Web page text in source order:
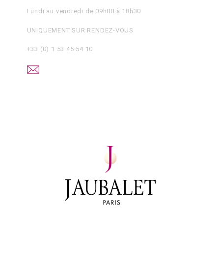
Lundi au vendredi de 09h00 à 18h30
UNIQUEMENT SUR RENDEZ-VOUS
+33 (0) 1 53 45 54 10